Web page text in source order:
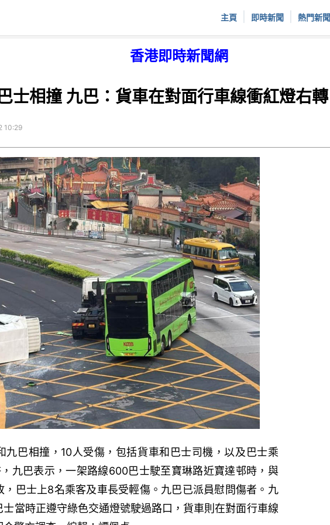
主頁 即時新聞 熱門新聞
香港即時新聞網
士相撞 九巴：貨車在對面行車線衝紅燈右轉
10:29
九巴相撞，10人受傷，包括貨車和巴士司機，以及巴士乘
九巴表示，一架路線600巴士駛至寶琳路近寶達邨時，與
，巴士上8名乘客及車長受輕傷。九巴已派員慰問傷者。九
士當時正遵守綠色交通燈號駛過路口，貨車則在對面行車線